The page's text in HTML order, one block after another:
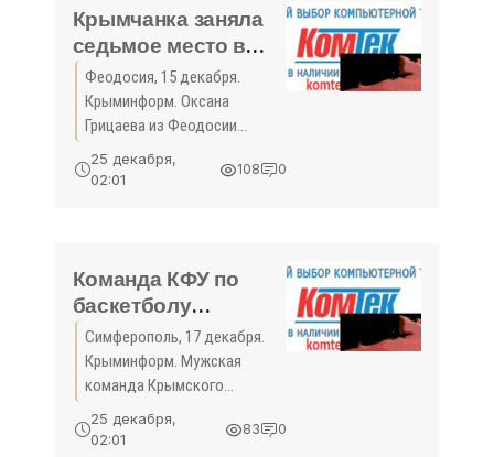
написала
Крымчанка заняла
седьмое место в
суперфинале
чемпионата России
по шахматам -
«Спорт Крыма»
Феодосия, 15 декабря.
Крыминформ. Оксана
Грицаева из Феодосии
заняла седьмое место в
суперфинале чемпионата
Санкт-Петербурге. В
25 декабря,
02:01
108 0
Команда КФУ по
баскетболу
обменялась
победами с
коллективом из
Республики Коми в
Студенческой лиге
Симферополь, 17 декабря.
Крыминформ. Мужская
команда Крымского
федерального университета
имени В.И. Вернадского по
25 декабря,
02:01
83 0